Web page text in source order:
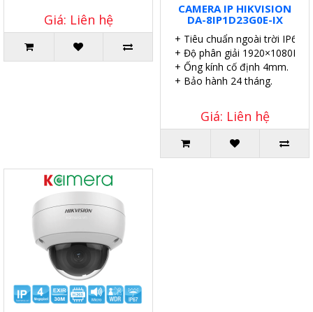
Giá: Liên hệ
CAMERA IP HIKVISION
DA-8IP1D23G0E-IX
+ Tiêu chuẩn ngoài trời IP67.
+ Độ phân giải 1920×1080P.
+ Ống kính cố định 4mm.
+ Bảo hành 24 tháng.
Giá: Liên hệ